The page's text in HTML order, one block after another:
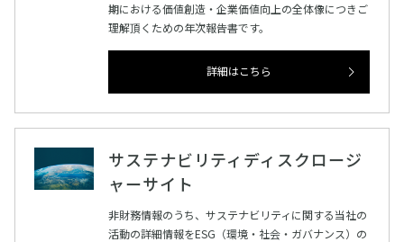
期における価値創造・企業価値向上の全体像につきご
理解頂くための年次報告書です。
詳細はこちら
サステナビリティディスクロージ
ャーサイト
非財務情報のうち、サステナビリティに関する当社の
活動の詳細情報をESG（環境・社会・ガバナンス）の